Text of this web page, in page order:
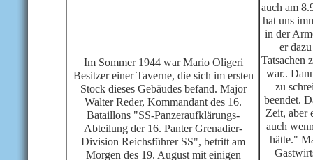
Im Sommer 1944 war Mario Oligeri
Besitzer einer Taverne, die sich im ersten
Stock dieses Gebäudes befand. Major
Walter Reder, Kommandant des 16.
Bataillons "SS-Panzeraufklärungs-
Abteilung der 16. Panter Grenadier-
Division Reichsführer SS", betritt am
Morgen des 19. August mit einigen
auch am
hat uns
in der
er
Tatsachen
war..
zu
beendet.
Zeit, aber
auch
hätte."